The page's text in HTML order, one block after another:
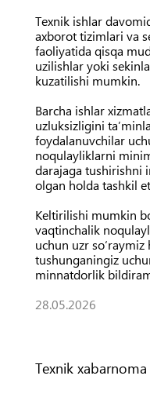
Texnik ishlar
axborot tizimlari va
faoliyatida qisqa
uzilishlar yoki
kuzatilishi mumkin.
Barcha ishlar
uzluksizligini
foydalanuvchilar
noqulayliklarni
darajaga tushirishni
olgan holda tashkil
Keltirilishi mumkin
vaqtinchalik
uchun uzr so‘raymiz
tushunganingiz
minnatdorlik
28.05.2026
Texnik xabarnoma